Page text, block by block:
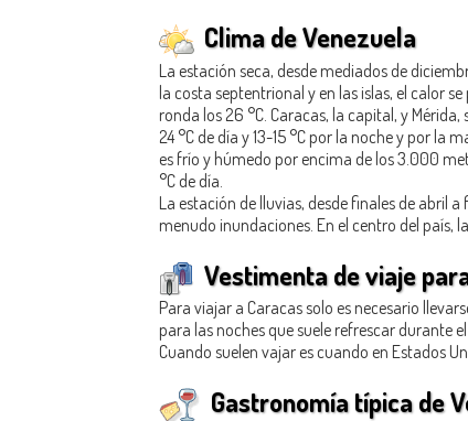
Clima de Venezuela
La estación seca, desde mediados de
la costa septentrional y en las islas, el calor
ronda los 26 °C. Caracas, la capital, y
24 °C de día y 13-15 °C por la noche y por
es frío y húmedo por encima de los 3.000
°C de día.
La estación de lluvias, desde finales de abril
menudo inundaciones. En el centro del país,
Vestimenta de viaje
Para viajar a Caracas solo es necesario
para las noches que suele refrescar durante
Cuando suelen vajar es cuando en Estados
Gastronomía típica de